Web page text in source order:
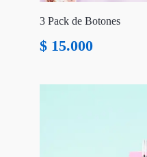
3 Pack de Botones
$ 15.000